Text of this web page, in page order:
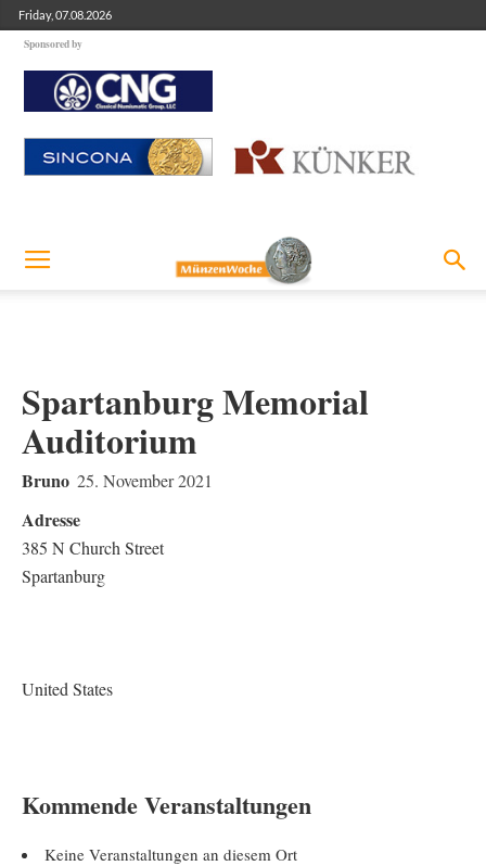
Friday, 07.08.2026
Sponsored by
Spartanburg Memorial
Auditorium
Bruno 25. November 2021
Adresse
385 N Church Street
Spartanburg
United States
Kommende Veranstaltungen
Keine Veranstaltungen an diesem Ort